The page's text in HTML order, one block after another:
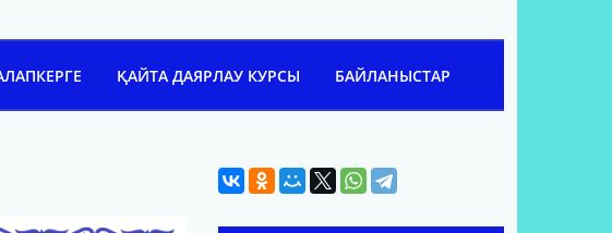
ҚАЙТА ДАЯРЛАУ КУРСЫ БАЙЛАНЫСТАР